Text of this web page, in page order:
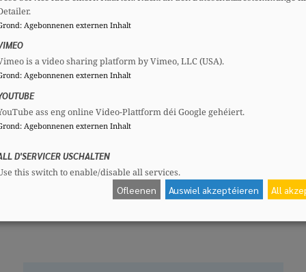
2025 mentionnée ci-dessus a-t-elle été
il mettre en place pour garantir un
?
des patients déjà vaccinés avec un vaccin
au retard pris par rapport aux
améliorer l’anticipation et la coordination des
de mes salutations distinguées.
: Agebonnenen externen Inhalt
is a video sharing platform by Vimeo, LLC (USA).
: Agebonnenen externen Inhalt
ass eng online Video-Plattform déi Google gehéiert.
: Agebonnenen externen Inhalt
D'SERVICER USCHALTEN
this switch to enable/disable all services.
Ofleenen Auswiel akzeptéieren All